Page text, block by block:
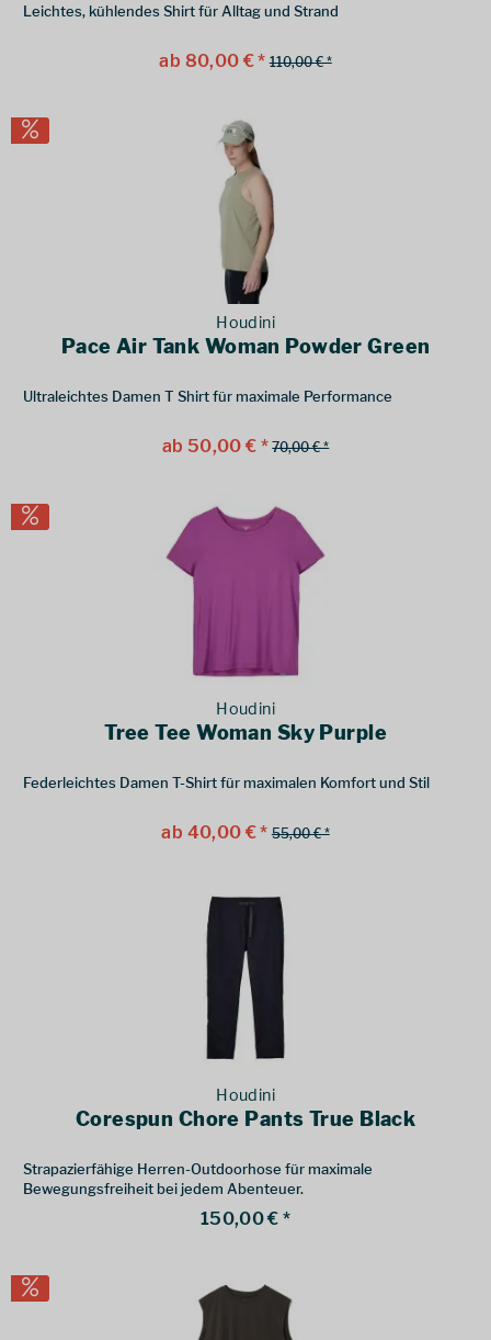
Leichtes, kühlendes Shirt für Alltag und Strand
ab 80,00 € * 110,00 € *
Houdini
Pace Air Tank Woman Powder Green
Ultraleichtes Damen T Shirt für maximale Performance
ab 50,00 € * 70,00 € *
Houdini
Tree Tee Woman Sky Purple
Federleichtes Damen T-Shirt für maximalen Komfort und Stil
ab 40,00 € * 55,00 € *
Houdini
Corespun Chore Pants True Black
Strapazierfähige Herren-Outdoorhose für maximale
Bewegungsfreiheit bei jedem Abenteuer.
150,00 € *